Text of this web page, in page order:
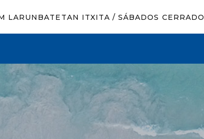
ITXITA / SÁBADOS CERRADO